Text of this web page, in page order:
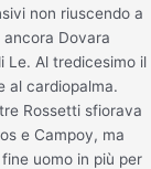
non riuscendo a
Dovara
Le. Al tredicesimo il
al cardiopalma.
Rossetti sfiorava
e Campoy, ma
uomo in più per